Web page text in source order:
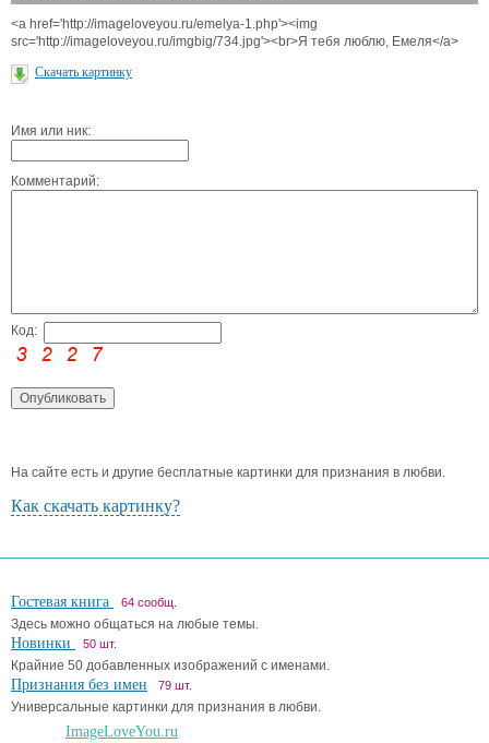
<a href='http://imageloveyou.ru/emelya-1.php'><img
src='http://imageloveyou.ru/imgbig/734.jpg'><br>Я тебя люблю, Емеля</a>
Скачать картинку
Имя или ник:
Комментарий:
Код:
На сайте есть и другие бесплатные картинки для признания в любви.
Как скачать картинку?
Гостевая книга 64 сообщ.
Здесь можно общаться на любые темы.
Новинки 50 шт.
Крайние 50 добавленных изображений с именами.
Признания без имен 79 шт.
Универсальные картинки для признания в любви.
ImageLoveYou.ru